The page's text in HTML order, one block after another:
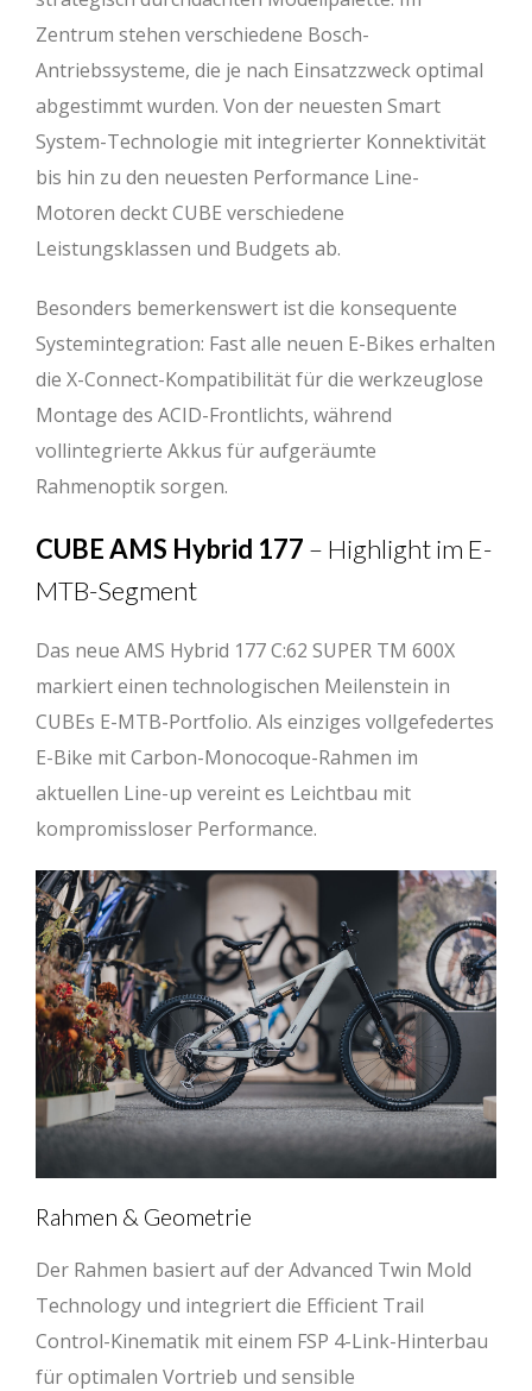
Zentrum stehen verschiedene Bosch-
Antriebssysteme, die je nach Einsatzzweck optimal
abgestimmt wurden. Von der neuesten Smart
System-Technologie mit integrierter Konnektivität
bis hin zu den neuesten Performance Line-
Motoren deckt CUBE verschiedene
Leistungsklassen und Budgets ab.
Besonders bemerkenswert ist die konsequente
Systemintegration: Fast alle neuen E-Bikes erhalten
die X-Connect-Kompatibilität für die werkzeuglose
Montage des ACID-Frontlichts, während
vollintegrierte Akkus für aufgeräumte
Rahmenoptik sorgen.
CUBE AMS Hybrid 177 – Highlight im E-
MTB-Segment
Das neue AMS Hybrid 177 C:62 SUPER TM 600X
markiert einen technologischen Meilenstein in
CUBEs E-MTB-Portfolio. Als einziges vollgefedertes
E-Bike mit Carbon-Monocoque-Rahmen im
aktuellen Line-up vereint es Leichtbau mit
kompromissloser Performance.
Rahmen & Geometrie
Der Rahmen basiert auf der Advanced Twin Mold
Technology und integriert die Efficient Trail
Control-Kinematik mit einem FSP 4-Link-Hinterbau
für optimalen Vortrieb und sensible